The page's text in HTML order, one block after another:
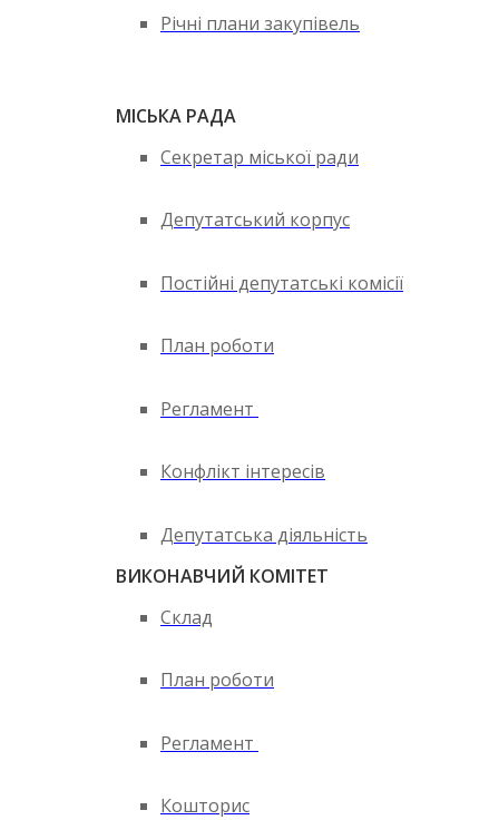
Річні плани закупівель
МІСЬКА РАДА
Секретар міської ради
Депутатський корпус
Постійні депутатські комісії
План роботи
Регламент
Конфлікт інтересів
Депутатська діяльність
ВИКОНАВЧИЙ КОМІТЕТ
Склад
План роботи
Регламент
Кошторис